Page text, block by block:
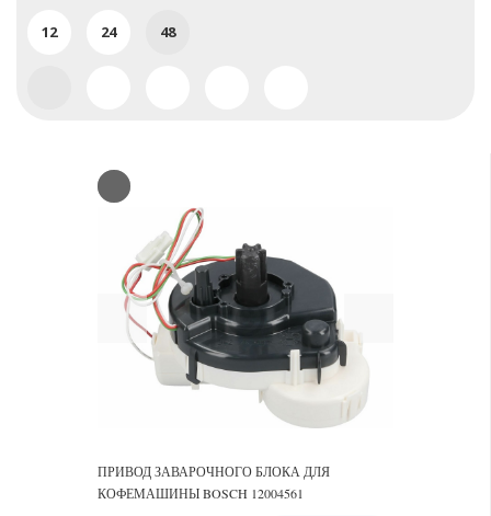
12 24 48
Previous
ПРИВОД ЗАВАРОЧНОГО БЛОКА ДЛЯ
КОФЕМАШИНЫ BOSCH 12004561